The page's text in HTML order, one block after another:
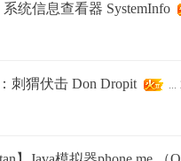
系统信息查看器 SystemInfo
刺猬伏击 Don Dropit ...